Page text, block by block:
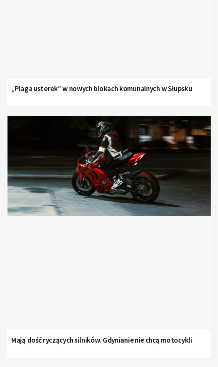
„Plaga usterek” w nowych blokach komunalnych w Słupsku
Mają dość ryczących silników. Gdynianie nie chcą motocykli